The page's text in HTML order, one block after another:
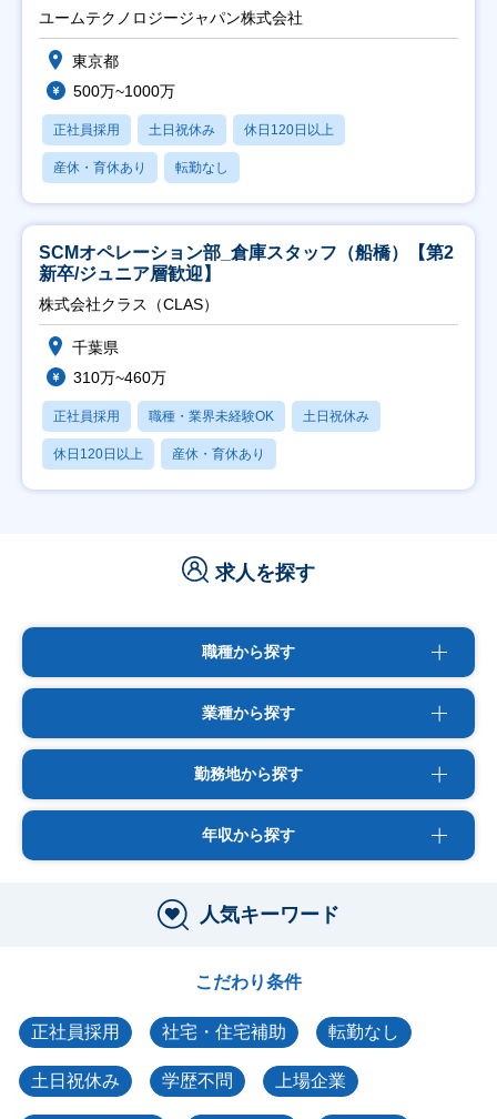
ユームテクノロジージャパン株式会社
東京都
500万~1000万
正社員採用 土日祝休み 休日120日以上
産休・育休あり 転勤なし
SCMオペレーション部_倉庫スタッフ（船橋）【第2
新卒/ジュニア層歓迎】
株式会社クラス（CLAS）
千葉県
310万~460万
正社員採用 職種・業界未経験OK 土日祝休み
休日120日以上 産休・育休あり
求人を探す
職種から探す
業種から探す
勤務地から探す
年収から探す
人気キーワード
こだわり条件
正社員採用 社宅・住宅補助 転勤なし
土日祝休み 学歴不問 上場企業